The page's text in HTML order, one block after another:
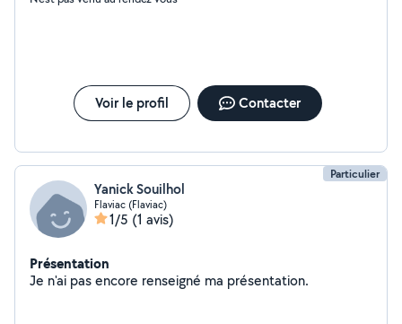
Voir le profil Contacter
Particulier
Yanick Souilhol
Flaviac (Flaviac)
1/5 (1 avis)
Présentation
Je n'ai pas encore renseigné ma présentation.